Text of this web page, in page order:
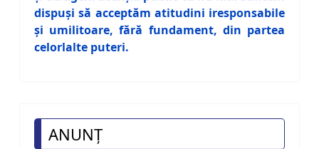
dispuşi să acceptăm atitudini iresponsabile
şi umilitoare, fără fundament, din partea
celorlalte puteri.
ANUNȚ